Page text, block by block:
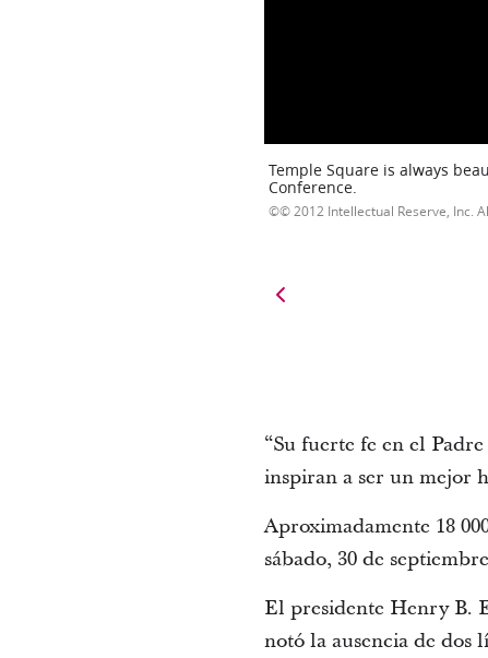
Temple Square is always
Conference.
© 2012 Intellectual Reserve, Inc.
“Su fuerte fe en el
inspiran a ser un mejor
Aproximadamente 18
sábado, 30 de
El presidente Henry B.
notó la ausencia de dos